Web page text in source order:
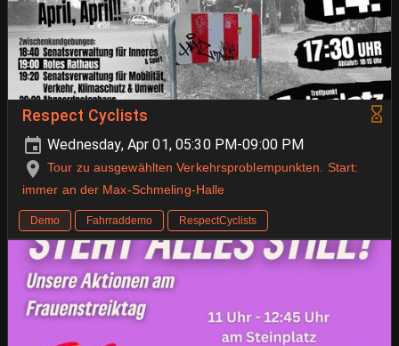
Respect Cyclists
Wednesday, Apr 01, 05:30 PM-09:00 PM
Tour zu ausgewählten Verkehrsproblempunkten. Start:
immer an der Max-Schmeling-Halle
Demo Fahrraddemo RespectCyclists